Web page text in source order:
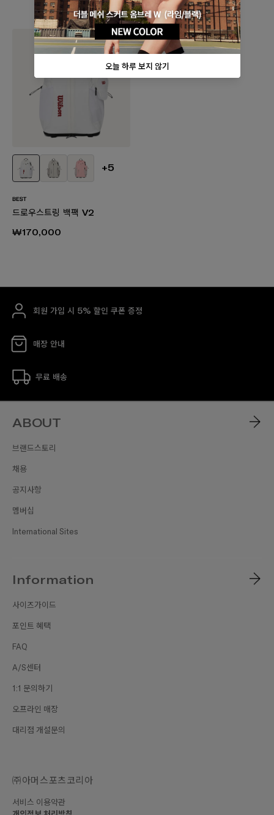
+5
드로우스트링 백팩 V2
₩170,000
회원 가입 시 5% 할인 쿠폰 증정
매장 안내
무료 배송
ABOUT
브랜드스토리
채용
공지사항
멤버십
International Sites
Information
사이즈가이드
포인트 혜택
FAQ
A/S센터
1:1 문의하기
오프라인 매장
대리점 개설문의
㈜아머스포츠코리아
서비스 이용약관